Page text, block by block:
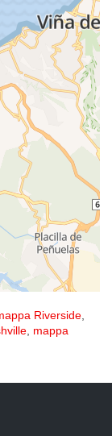
Riverside,
, mappa